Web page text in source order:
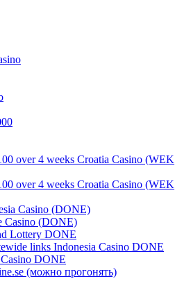
over 4 weeks Croatia Casino (WEK
over 4 weeks Croatia Casino (WEK
Casino (DONE)
Casino (DONE)
Lottery DONE
links Indonesia Casino DONE
DONE
(можно прогонять)